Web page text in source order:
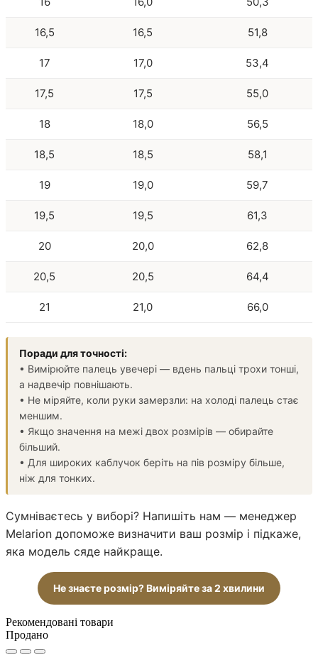
16,5 16,5 51,8
17 17,0 53,4
17,5 17,5 55,0
18 18,0 56,5
18,5 18,5 58,1
19 19,0 59,7
19,5 19,5 61,3
20 20,0 62,8
20,5 20,5 64,4
21 21,0 66,0
Поради для точності:
• Вимірюйте палець увечері — вдень пальці трохи тонші,
а надвечір повнішають.
• Не міряйте, коли руки замерзли: на холоді палець стає
меншим.
• Якщо значення на межі двох розмірів — обирайте
більший.
• Для широких каблучок беріть на пів розміру більше,
ніж для тонких.
Сумніваєтесь у виборі? Напишіть нам — менеджер
Melarion допоможе визначити ваш розмір і підкаже,
яка модель сяде найкраще.
Не знаєте розмір? Виміряйте за 2 хвилини
Рекомендовані товари
Продано